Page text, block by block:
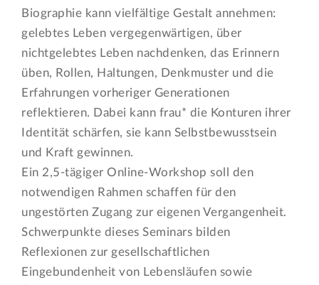
Biographie kann vielfältige Gestalt annehmen:
gelebtes Leben vergegenwärtigen, über
nichtgelebtes Leben nachdenken, das Erinnern
üben, Rollen, Haltungen, Denkmuster und die
Erfahrungen vorheriger Generationen
reflektieren. Dabei kann frau* die Konturen ihrer
Identität schärfen, sie kann Selbstbewusstsein
und Kraft gewinnen.
Ein 2,5-tägiger Online-Workshop soll den
notwendigen Rahmen schaffen für den
ungestörten Zugang zur eigenen Vergangenheit.
Schwerpunkte dieses Seminars bilden
Reflexionen zur gesellschaftlichen
Eingebundenheit von Lebensläufen sowie